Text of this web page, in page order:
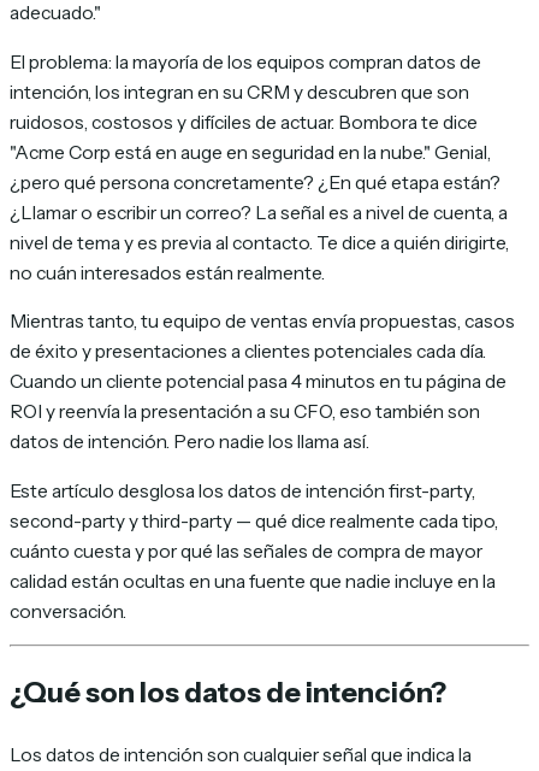
adecuado."
El problema: la mayoría de los equipos compran datos de
intención, los integran en su CRM y descubren que son
ruidosos, costosos y difíciles de actuar. Bombora te dice
"Acme Corp está en auge en seguridad en la nube." Genial,
¿pero qué persona concretamente? ¿En qué etapa están?
¿Llamar o escribir un correo? La señal es a nivel de cuenta, a
nivel de tema y es previa al contacto. Te dice a quién dirigirte,
no cuán interesados están realmente.
Mientras tanto, tu equipo de ventas envía propuestas, casos
de éxito y presentaciones a clientes potenciales cada día.
Cuando un cliente potencial pasa 4 minutos en tu página de
ROI y reenvía la presentación a su CFO, eso también son
datos de intención. Pero nadie los llama así.
Este artículo desglosa los datos de intención first-party,
second-party y third-party — qué dice realmente cada tipo,
cuánto cuesta y por qué las señales de compra de mayor
calidad están ocultas en una fuente que nadie incluye en la
conversación.
¿Qué son los datos de intención?
Los datos de intención son cualquier señal que indica la